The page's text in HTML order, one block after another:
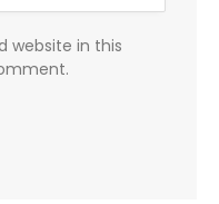
website in this